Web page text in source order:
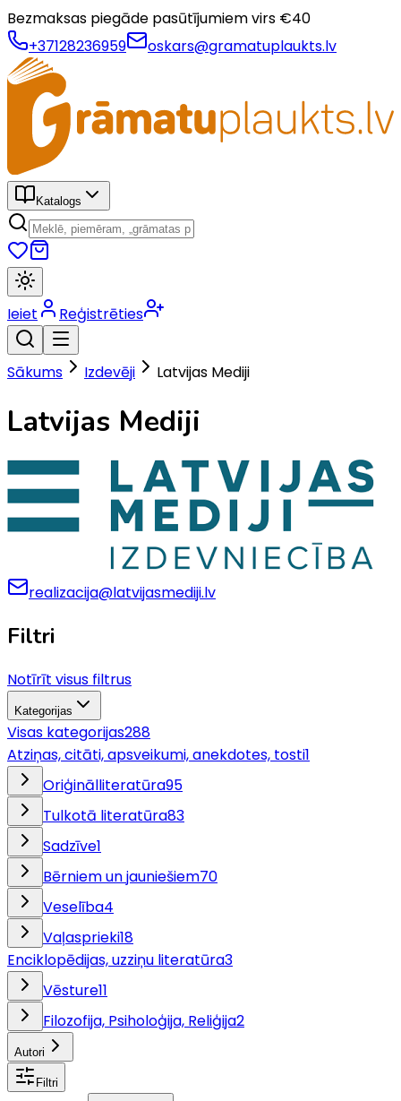
Bezmaksas piegāde pasūtījumiem virs €40
+37128236959
oskars@gramatuplaukts.lv
Katalogs
Ieiet Reģistrēties
Sākums Izdevēji Latvijas Mediji
Latvijas Mediji
realizacija@latvijasmediji.lv
Filtri
Notīrīt visus filtrus
Kategorijas
Visas kategorijas288
Atziņas, citāti, apsveikumi, anekdotes, tosti1
Oriģinālliteratūra95
Tulkotā literatūra83
Sadzīve1
Bērniem un jauniešiem70
Veselība4
Vaļasprieki18
Enciklopēdijas, uzziņu literatūra3
Vēsture11
Filozofija, Psiholoģija, Reliģija2
Autori
Filtri